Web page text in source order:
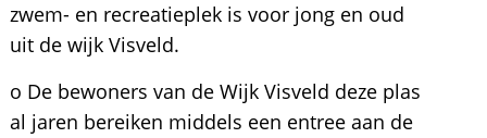
zwem- en recreatieplek is voor jong en oud
uit de wijk Visveld.
o De bewoners van de Wijk Visveld deze plas
al jaren bereiken middels een entree aan de